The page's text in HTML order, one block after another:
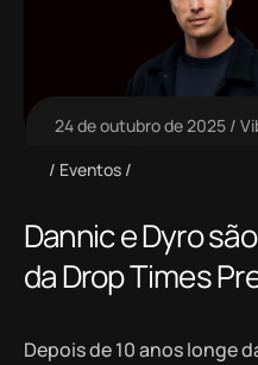
24 de outubro de 2025
Eventos
Dannic e Dyro
da Drop Times
Depois de 10 anos longe